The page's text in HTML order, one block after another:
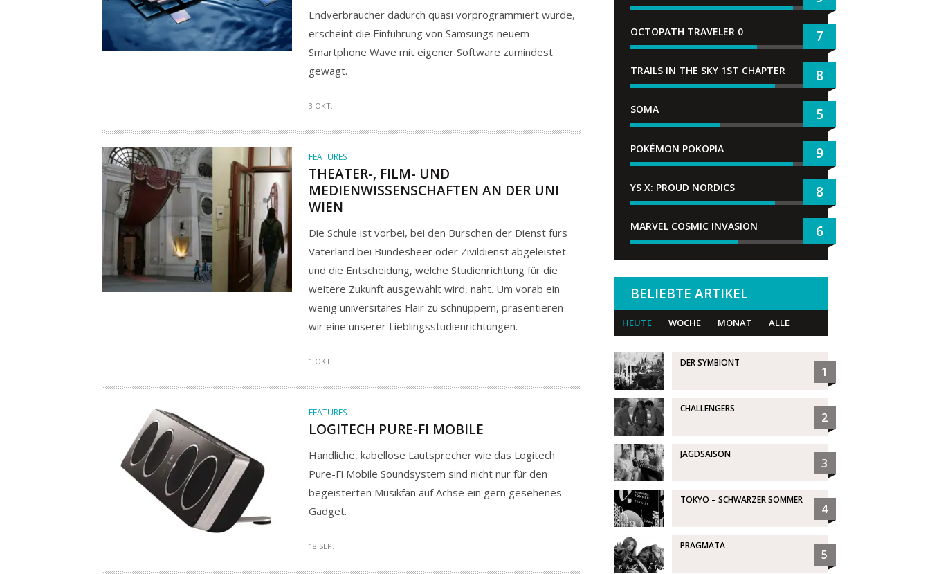
Endverbraucher dadurch quasi vorprogrammiert wurde,
erscheint die Einführung von Samsungs neuem
Smartphone Wave mit eigener Software zumindest
gewagt.
3 OKT.
FEATURES
THEATER-, FILM- UND
MEDIENWISSENSCHAFTEN AN DER UNI
WIEN
Die Schule ist vorbei, bei den Burschen der Dienst fürs
Vaterland bei Bundesheer oder Zivildienst abgeleistet
und die Entscheidung, welche Studienrichtung für die
weitere Zukunft ausgewählt wird, naht. Um vorab ein
wenig universitäres Flair zu schnuppern, präsentieren
wir eine unserer Lieblingsstudienrichtungen.
1 OKT.
FEATURES
LOGITECH PURE-FI MOBILE
Handliche, kabellose Lautsprecher wie das Logitech
Pure-Fi Mobile Soundsystem sind nicht nur für den
begeisterten Musikfan auf Achse ein gern gesehenes
Gadget.
18 SEP.
OCTOPATH TRAVELER 0 7
TRAILS IN THE SKY 1ST CHAPTER 8
SOMA 5
POKÉMON POKOPIA 9
YS X: PROUD NORDICS 8
MARVEL COSMIC INVASION 6
BELIEBTE ARTIKEL
HEUTE WOCHE MONAT ALLE
DER SYMBIONT
1
CHALLENGERS
2
JAGDSAISON
3
TOKYO – SCHWARZER SOMMER
4
PRAGMATA
5